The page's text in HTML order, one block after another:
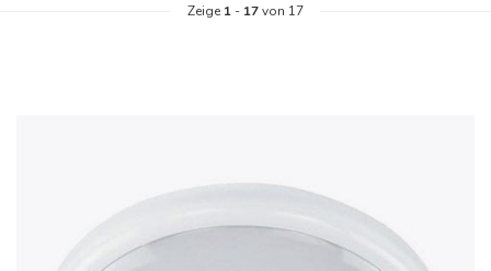
Zeige 1 - 17von 17